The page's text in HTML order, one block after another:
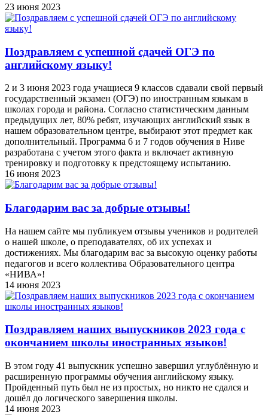
23 июня 2023
Поздравляем с успешной сдачей ОГЭ по
английскому языку!
2 и 3 июня 2023 года учащиеся 9 классов сдавали свой первый
государственный экзамен (ОГЭ) по иностранным языкам в
школах города и района. Согласно статистическим данным
предыдущих лет, 80% ребят, изучающих английский язык в
нашем образовательном центре, выбирают этот предмет как
дополнительный. Программа 6 и 7 годов обучения в Ниве
разработана с учетом этого факта и включает активную
тренировку и подготовку к предстоящему испытанию.
16 июня 2023
Благодарим вас за добрые отзывы!
На нашем сайте мы публикуем отзывы учеников и родителей
о нашей школе, о преподавателях, об их успехах и
достижениях. Мы благодарим вас за высокую оценку работы
педагогов и всего коллектива Образовательного центра
«НИВА»!
14 июня 2023
Поздравляем наших выпускников 2023 года c
окончанием школы иностранных языков!
В этом году 41 выпускник успешно завершил углублённую и
расширенную программы обучения английскому языку.
Пройденный путь был не из простых, но никто не сдался и
дошёл до логического завершения школы.
14 июня 2023